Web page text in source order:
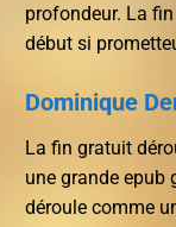
profondeur. La
début si
Dominique
La fin gratuit
une grande epub
déroule comme